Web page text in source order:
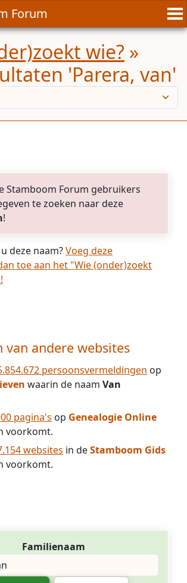
Forum
wie? »
'Parera, van'
Stamboom Forum gebruikers
te zoeken naar deze
!
deze naam?Voeg deze
toe aan het "Wie (onder)zoekt
van andere websites
persoonsvermeldingen op
waarin de naam Van
pagina's op Genealogie Online
voorkomt.
websites in deStamboom Gids
voorkomt.
Familienaam